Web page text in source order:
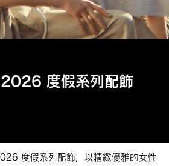
度假系列配飾
度假系列配飾，以精緻優雅的女性